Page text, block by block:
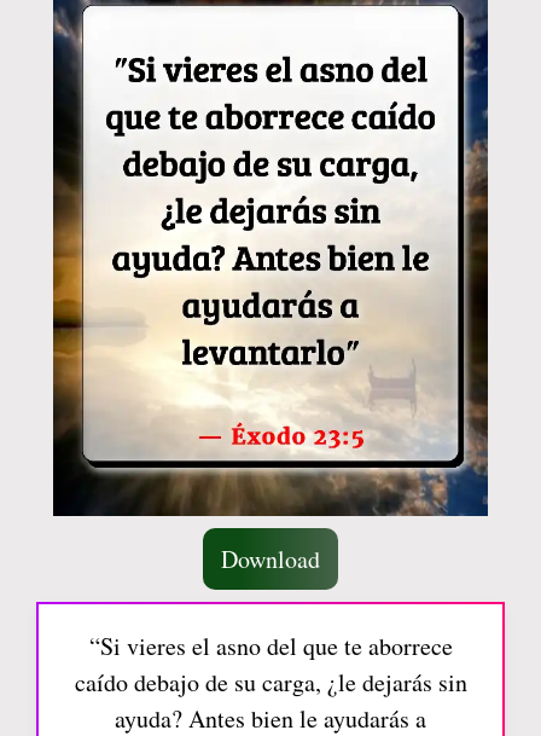
Download
“Si vieres el asno del que te aborrece
caído debajo de su carga, ¿le dejarás sin
ayuda? Antes bien le ayudarás a